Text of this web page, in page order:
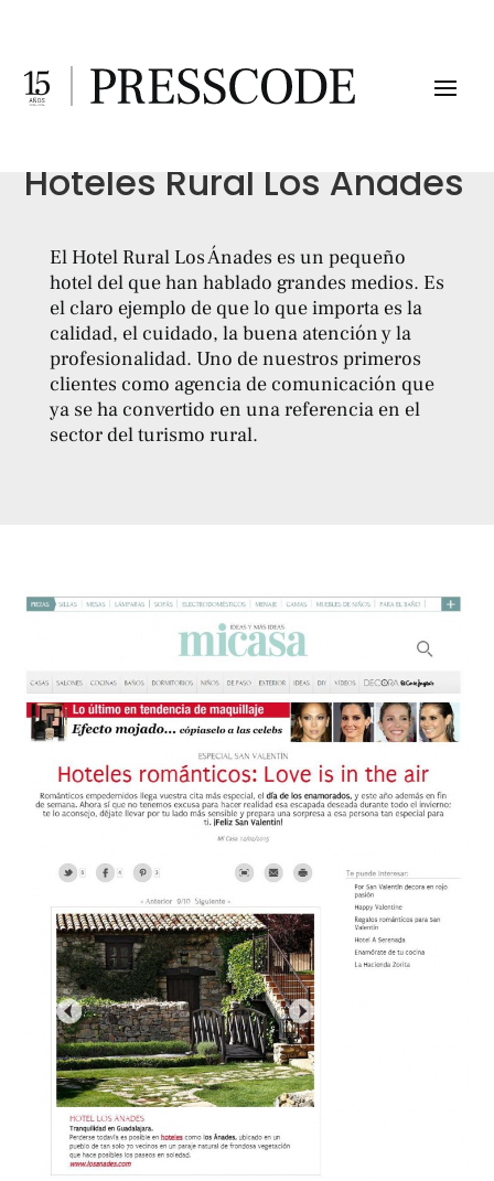
Hoteles Rural Los Ánades
El Hotel Rural Los Ánades es un pequeño
hotel del que han hablado grandes medios. Es
el claro ejemplo de que lo que importa es la
calidad, el cuidado, la buena atención y la
profesionalidad. Uno de nuestros primeros
clientes como agencia de comunicación que
ya se ha convertido en una referencia en el
sector del turismo rural.